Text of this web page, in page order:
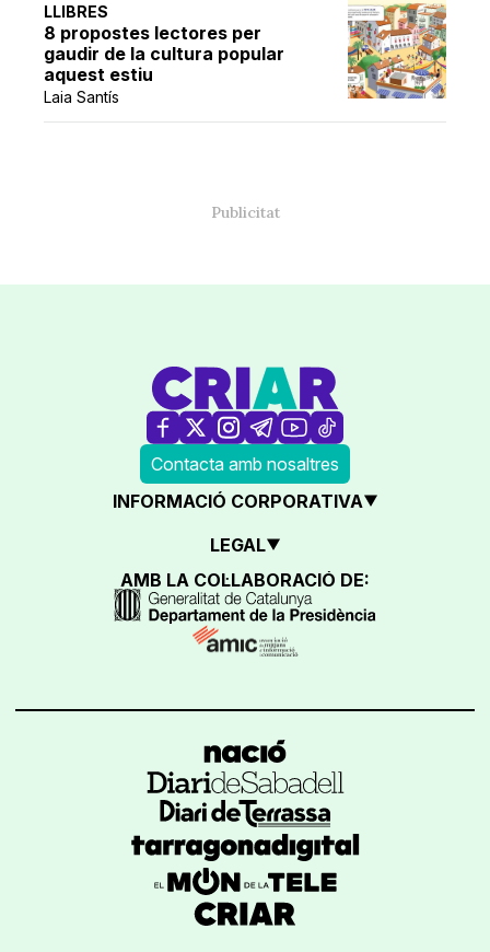
LLIBRES
8 propostes lectores per
gaudir de la cultura popular
aquest estiu
Laia Santís
Contacta amb nosaltres
INFORMACIÓ CORPORATIVA
LEGAL
AMB LA COL·LABORACIÓ DE: